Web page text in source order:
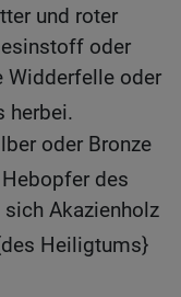
und roter
oder
Widderfelle oder
herbei.
oder Bronze
des
sich Akazienholz
Heiligtums}